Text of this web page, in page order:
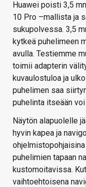
Huawei poisti 3,5
10 Pro –mallista ja
sukupolvessa. 3,5
kytkeä puhelimeen
avulla. Testiemme
toimii adapterin
kuvaulostuloa ja
puhelimen saa
puhelinta itseään
Näytön alapuolelle
hyvin kapea ja
puhelimien tapaan
kustomoitavissa.
vaihtoehtoisena